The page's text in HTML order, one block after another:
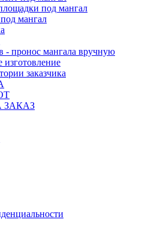
под мангал
мангал
- пронос мангала вручную
заказчика
ЗАКАЗ